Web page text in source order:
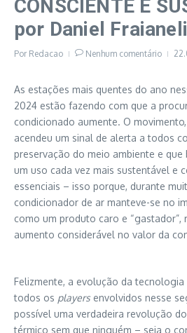
CONSCIENTE E
por Daniel Fraianeli
Por Redacao Nenhum comentário
As estações mais quentes do ano
2024 estão fazendo com que a
condicionado aumente. O
acendeu um sinal de alerta a todos
preservação do meio ambiente e que
um uso cada vez mais sustentável e
essenciais – isso porque, durante
condicionador de ar manteve-se no
como um produto caro e “gastador”,
aumento considerável no valor da
Felizmente, a evolução da
todos os players envolvidos nesse
possível uma verdadeira revolução
térmico sem que ninguém – seja o